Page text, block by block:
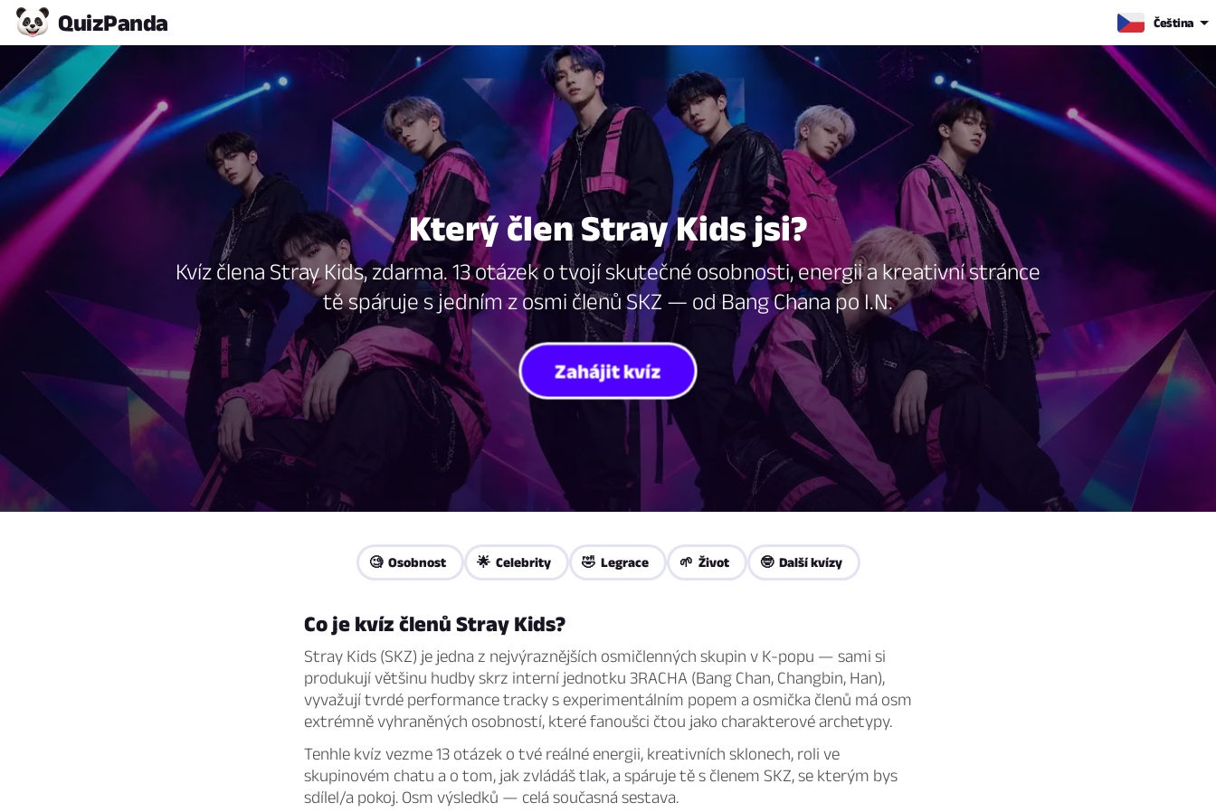
QuizPanda Čeština
Který člen Stray Kids jsi?
Kvíz člena Stray Kids, zdarma. 13 otázek o tvojí skutečné osobnosti, energii a kreativní stránce
tě spáruje s jedním z osmi členů SKZ — od Bang Chana po I.N.
Zahájit kvíz
🧐 Osobnost 🌟 Celebrity 🤣 Legrace 🌱 Život 🤓 Další kvízy
Co je kvíz členů Stray Kids?
Stray Kids (SKZ) je jedna z nejvýraznějších osmičlenných skupin v K-popu — sami si
produkují většinu hudby skrz interní jednotku 3RACHA (Bang Chan, Changbin, Han),
vyvažují tvrdé performance tracky s experimentálním popem a osmička členů má osm
extrémně vyhraněných osobností, které fanoušci čtou jako charakterové archetypy.
Tenhle kvíz vezme 13 otázek o tvé reálné energii, kreativních sklonech, roli ve
skupinovém chatu a o tom, jak zvládáš tlak, a spáruje tě s členem SKZ, se kterým bys
sdílel/a pokoj. Osm výsledků — celá současná sestava.